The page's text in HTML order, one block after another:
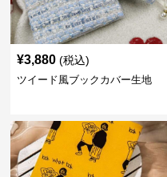
¥3,880 (税込)
ツイード風ブックカバー生地